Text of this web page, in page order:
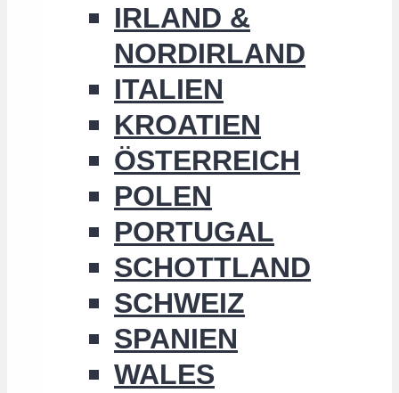
IRLAND &
NORDIRLAND
ITALIEN
KROATIEN
ÖSTERREICH
POLEN
PORTUGAL
SCHOTTLAND
SCHWEIZ
SPANIEN
WALES